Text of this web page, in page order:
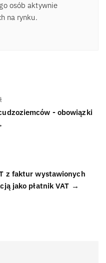
osób aktywnie
na rynku.
- obowiązki
z faktur wystawionych
jako płatnik VAT →